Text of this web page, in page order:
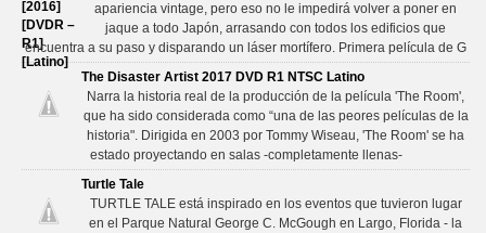
apariencia vintage, pero eso no le impedirá volver a poner en
jaque a todo Japón, arrasando con todos los edificios que
encuentra a su paso y disparando un láser mortífero. Primera película de G
The Disaster Artist 2017 DVD R1 NTSC Latino
Narra la historia real de la producción de la película 'The Room',
que ha sido considerada como “una de las peores películas de la
historia". Dirigida en 2003 por Tommy Wiseau, 'The Room' se ha
estado proyectando en salas -completamente llenas-
Turtle Tale
TURTLE TALE está inspirado en los eventos que tuvieron lugar
en el Parque Natural George C. McGough en Largo, Florida - la